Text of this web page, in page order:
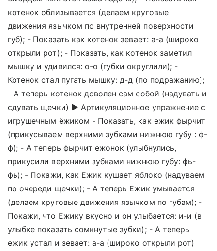
котенок облизывается (делаем круговые
движения язычком по внутренней поверхности
губ); - Показать как котенок зевает: а-а (широко
открыли рот); - Показать, как котенок заметил
мышку и удивился: о-о (губки округлили); -
Котенок стал пугать мышку: д-д (по подражанию);
- А теперь котенок доволен сам собой (надувать и
сдувать щечки) ► Артикуляционное упражнение с
игрушечным ёжиком - Показать, как ежик фырчит
(прикусываем верхними зубками нижнюю губу : ф-
ф); - А теперь фырчит ежонок (улыбнулись,
прикусили верхними зубками нижнюю губу: фь-
фь); - Покажи, как Ежик кушает яблоко (надуваем
по очереди щечки); - А теперь Ежик умывается
(делаем круговые движения язычком по губам); -
Покажи, что Ежику вкусно и он улыбается: и-и (в
улыбке показать сомкнутые зубки); - А теперь
ежик устал и зевает: а-а (широко открыли рот)